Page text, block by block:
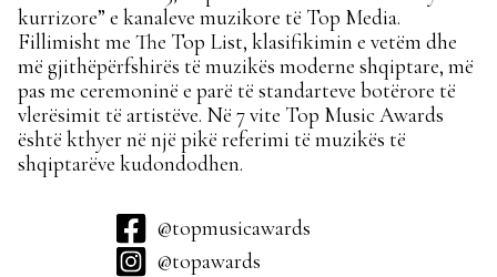
kurrizore” e kanaleve muzikore të Top Media.
Fillimisht me The Top List, klasifikimin e vetëm dhe
më gjithëpërfshirës të muzikës moderne shqiptare, më
pas me ceremoninë e parë të standarteve botërore të
vlerësimit të artistëve. Në 7 vite Top Music Awards
është kthyer në një pikë referimi të muzikës të
shqiptarëve kudondodhen.
@topmusicawards
@topawards